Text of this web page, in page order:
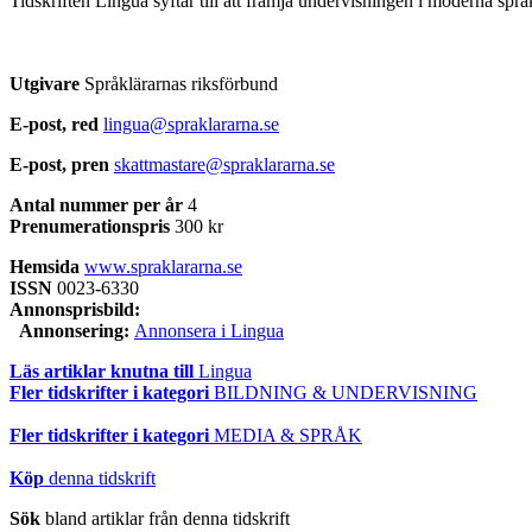
Utgivare Språklärarnas riksförbund
E-post, red lingua@spraklararna.se
E-post, pren skattmastare@spraklararna.se
Antal nummer per år 4
Prenumerationspris 300 kr
Hemsida www.spraklararna.se
ISSN 0023-6330
Annonsprisbild:
Annonsering: Annonsera i Lingua
Läs artiklar knutna till Lingua
Fler tidskrifter i kategori BILDNING & UNDERVISNING
Fler tidskrifter i kategori MEDIA & SPRÅK
Köp denna tidskrift
Sök bland artiklar från denna tidskrift